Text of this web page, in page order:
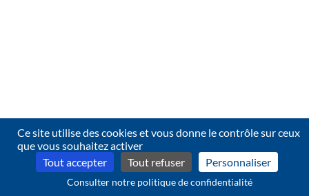
Contact
© 2026 CNCC — 4.2.23
Ce site utilise des cookies et vous donne le contrôle sur ceux
que vous souhaitez activer
Tout accepter
Tout refuser Personnaliser
Consulter notre politique de confidentialité